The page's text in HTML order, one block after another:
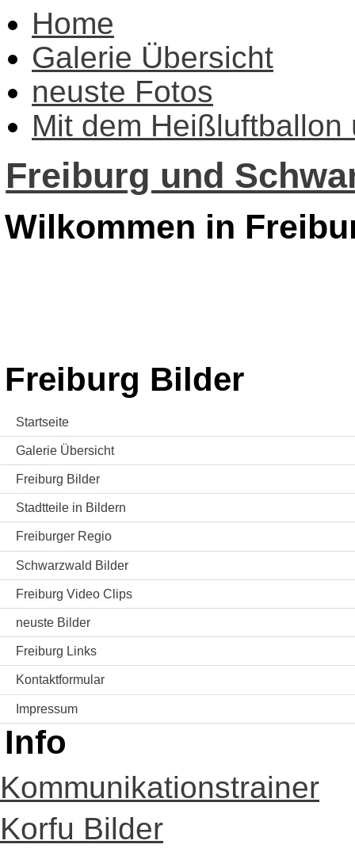
Home
Galerie Übersicht
neuste Fotos
Mit dem Heißluftballon
Freiburg und
Wilkommen in
Freiburg Bilder
Startseite
Galerie Übersicht
Freiburg Bilder
Stadtteile in Bildern
Freiburger Regio
Schwarzwald Bilder
Freiburg Video Clips
neuste Bilder
Freiburg Links
Kontaktformular
Impressum
Info
Kommunikationstrainer
Korfu Bilder